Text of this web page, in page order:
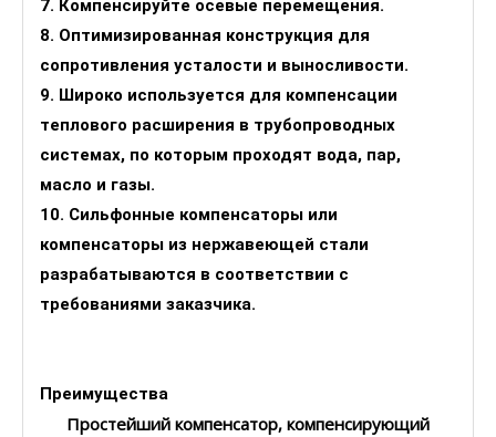
7. Компенсируйте осевые перемещения.
8. Оптимизированная конструкция для
сопротивления усталости и выносливости.
9. Широко используется для компенсации
теплового расширения в трубопроводных
системах, по которым проходят вода, пар,
масло и газы.
10. Сильфонные компенсаторы или
компенсаторы из нержавеющей стали
разрабатываются в соответствии с
требованиями заказчика.
Преимущества
Простейший компенсатор, компенсирующий